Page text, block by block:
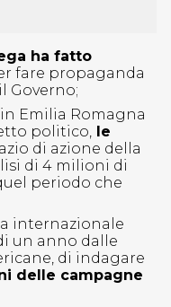
ha fatto
fare propaganda
Governo;
Emilia Romagna
politico, le
di azione della
di 4 milioni di
periodo che
internazionale
un anno dalle
di indagare
delle campagne